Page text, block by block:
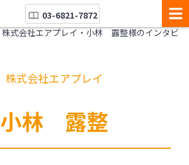
03-6821-7872
株式会社エアプレイ・小林 露整様のインタビ
株式会社エアプレイ
小林 露整